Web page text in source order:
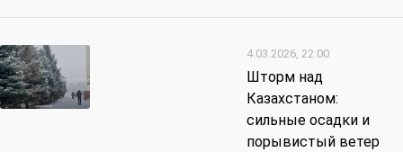
4.03.2026, 22:00
Шторм над
Казахстаном:
сильные осадки и
порывистый ветер